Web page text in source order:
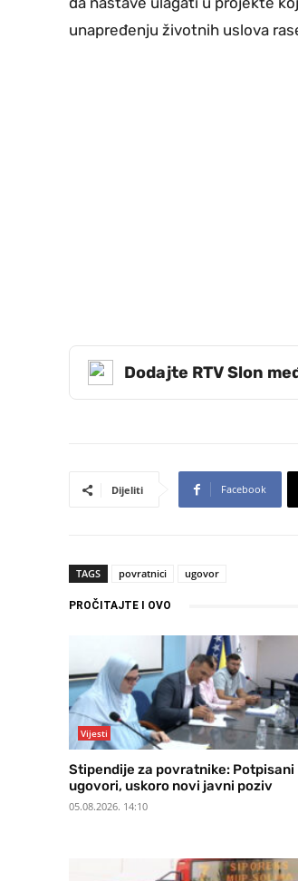
unapređenju životnih uslova
Dodajte RTV Slon
Dijeliti Facebook
TAGS povratnici ugovor
PROČITAJTE I OVO
Vijesti
Stipendije za povratnike: Potpisani
ugovori, uskoro novi javni poziv
05.08.2026. 14:10